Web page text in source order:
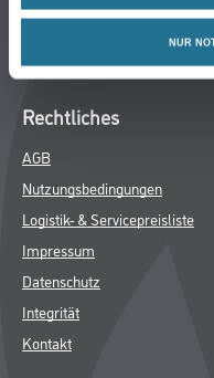
NUR
Hamsta
Rechtliches
AGB
Nutzungsbedingungen
Logistik- & Servicepreisliste
Impressum
Datenschutz
Integrität
Kontakt